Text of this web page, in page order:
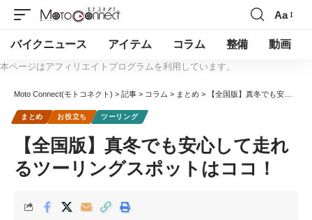
Aa
バイクニュース アイテム コラム 整備 動画
本ページはアフィリエイトプログラムを利用しています。
Moto Connect(モトコネクト) > 記事 > コラム > まとめ > 【全国版】真冬でも安心して走れるツーリングスポットはココ！
まとめ お役立ち ツーリング
【全国版】真冬でも安心して走れ
るツーリングスポットはココ！